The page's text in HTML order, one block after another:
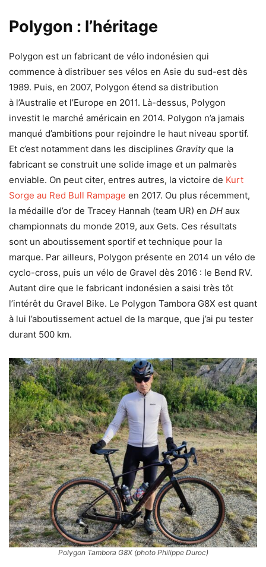
Polygon : l’héritage
Polygon est un fabricant de vélo indonésien qui
commence à distribuer ses vélos en Asie du sud-est dès
1989. Puis, en 2007, Polygon étend sa distribution
à l’Australie et l’Europe en 2011. Là-dessus, Polygon
investit le marché américain en 2014. Polygon n’a jamais
manqué d’ambitions pour rejoindre le haut niveau sportif.
Et c’est notamment dans les disciplines Gravityque la
fabricant se construit une solide image et un palmarès
enviable. On peut citer, entres autres, la victoire de Kurt
Sorge au Red Bull Rampage en 2017. Ou plus récemment,
la médaille d’or de Tracey Hannah (team UR) en DH aux
championnats du monde 2019, aux Gets. Ces résultats
sont un aboutissement sportif et technique pour la
marque. Par ailleurs, Polygon présente en 2014 un vélo de
cyclo-cross, puis un vélo de Gravel dès 2016 : le Bend RV.
Autant dire que le fabricant indonésien a saisi très tôt
l’intérêt du Gravel Bike. Le Polygon Tambora G8X est quant
à lui l’aboutissement actuel de la marque, que j’ai pu tester
durant 500 km.
Polygon Tambora G8X (photo Philippe Duroc)